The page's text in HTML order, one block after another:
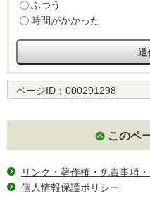
ふつう
時間がかかった
ページID： 000291298
このペ
リンク・著作権・免責事項
個人情報保護ポリシー